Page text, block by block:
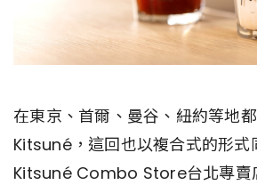
在東京、首爾、曼谷、紐約等地
Kitsuné，這回也以複合式的形
Kitsuné Combo Store台北專賣